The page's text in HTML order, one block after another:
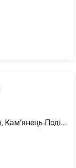
Вербка (Кам’янець-Подільський), Кам’янець-Подільський район